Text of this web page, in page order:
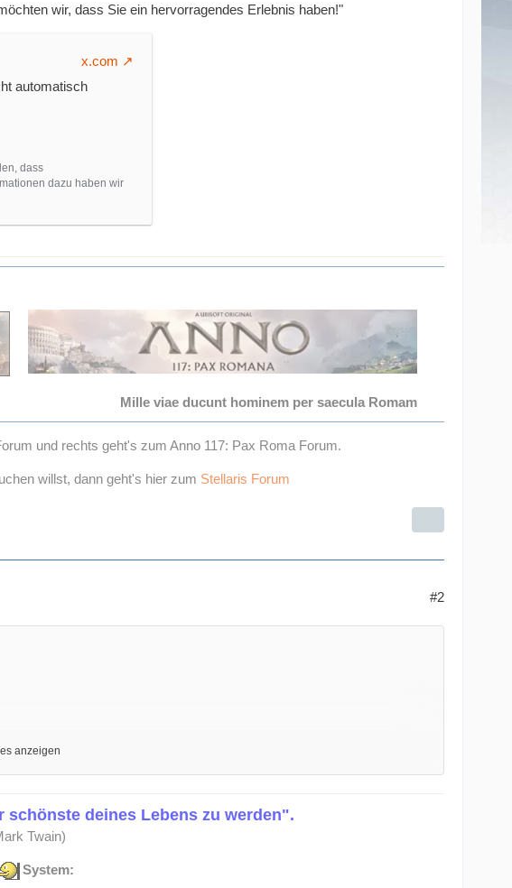
wir, dass Sie ein hervorragendes Erlebnis haben!"
x.com
automatisch
dass
dazu haben wir
Mille viae ducunt hominem per saecula Romam
und rechts geht's zum Anno 117: Pax Roma Forum.
willst, dann geht's hier zum Stellaris Forum
#2
von v0.9.5 weiter!
kommt.
Lebensqualität ein, darunter eine vielseitige Minikarte und ein
den neuesten Fehlerbehebungen und Optimierungsverbesserungen
anzeigen
schönste deines Lebens zu werden".
Twain)
System: